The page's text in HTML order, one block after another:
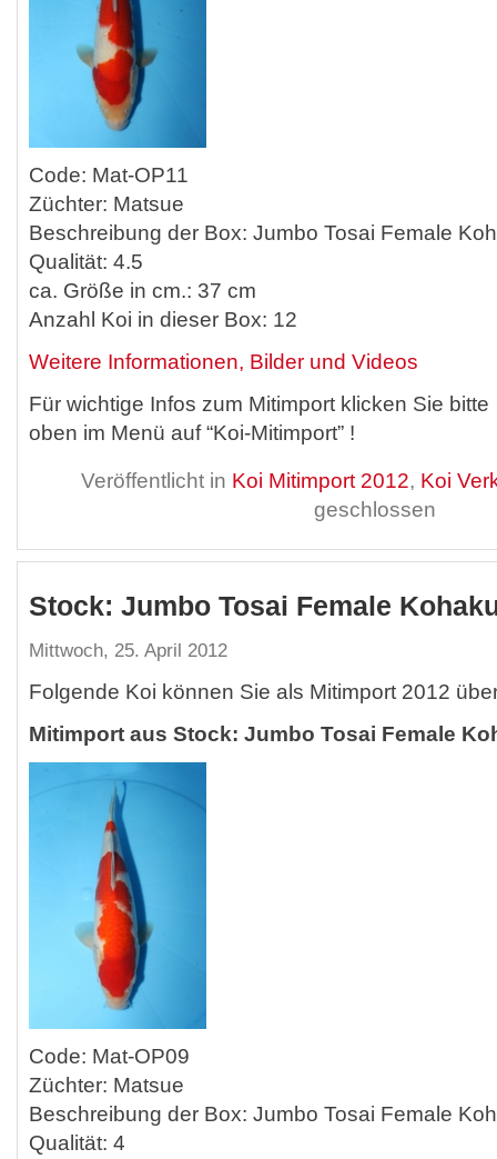
Code: Mat-OP11
Züchter: Matsue
Beschreibung der Box: Jumbo Tosai Female
Qualität: 4.5
ca. Größe in cm.: 37 cm
Anzahl Koi in dieser Box: 12
Weitere Informationen, Bilder und Videos
Für wichtige Infos zum Mitimport klicken Sie bitte
oben im Menü auf “Koi-Mitimport” !
Veröffentlicht in Koi Mitimport 2012, Koi
geschlossen
Stock: Jumbo Tosai Female
Mittwoch, 25. April 2012
Folgende Koi können Sie als Mitimport 2012
Mitimport aus Stock: Jumbo Tosai Female
Code: Mat-OP09
Züchter: Matsue
Beschreibung der Box: Jumbo Tosai Female
Qualität: 4